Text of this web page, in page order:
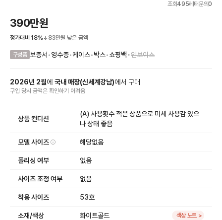
조회495레터문의0
390만원
정가대비 18% 83만원 낮은 금액
구성품 보증서 •영수증•케이스•박스•쇼핑백•인보이스
2026년 2월에 국내 매장(신세계강남)에서 구매
구입 당시 금액은 확인하기 어려움
상품 컨디션
(A) 사용횟수 적은 상품으로 미세 사용감 있으
나 상태 좋음
모델 사이즈 해당없음
폴리싱 여부 없음
사이즈 조정 여부 없음
착용 사이즈 53호
소재/색상 화이트골드 색상 노트 >